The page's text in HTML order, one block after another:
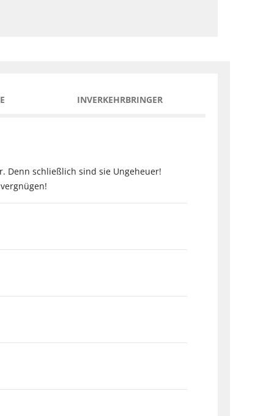
INVERKEHRBRINGER
Denn schließlich sind sie Ungeheuer!